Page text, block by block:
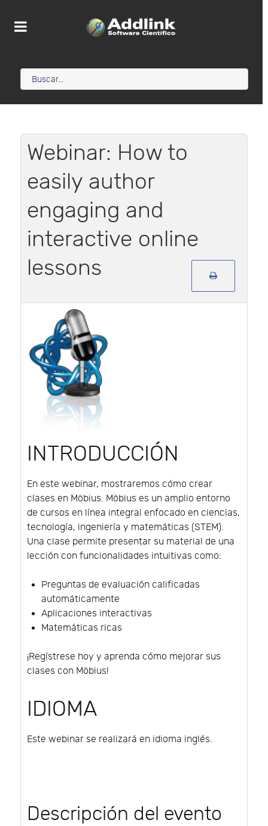
Webinar: How to
easily author
engaging and
interactive online
lessons
INTRODUCCIÓN
En este webinar, mostraremos cómo crear
clases en Möbius. Möbius es un amplio entorno
de cursos en línea integral enfocado en ciencias,
tecnología, ingeniería y matemáticas (STEM).
Una clase permite presentar su material de una
lección con funcionalidades intuitivas como:
Preguntas de evaluación calificadas
automáticamente
Aplicaciones interactivas
Matemáticas ricas
¡Regístrese hoy y aprenda cómo mejorar sus
clases con Möbius!
IDIOMA
Este webinar se realizará en idioma inglés.
Descripción del evento